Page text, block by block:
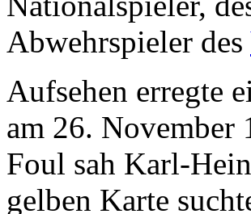
Abwehrspieler des
Aufsehen erregte
am 26. November
Foul sah Karl-
gelben Karte